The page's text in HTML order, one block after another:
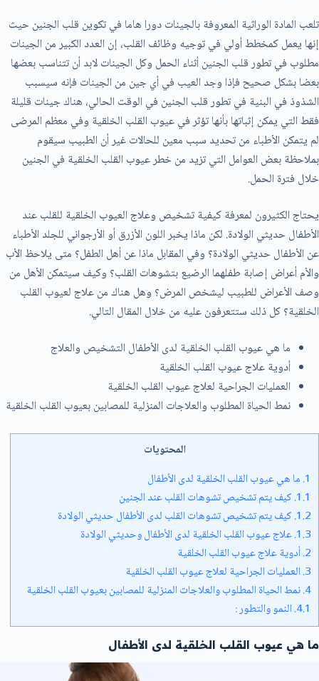
تلعب المادة الوراثية المعروفة بالجينات دورا هاما في تكوين قلب الجنين حيث
إنها يعمل كمخطط أولي في توجيه وظائف القلب، إن العدد الكبير من الجينات
مطلوب في تطور قلب الجنين أثناء الحمل وكل الجينات لابد أن تتناسب بعضها
بعضا بشكل صحيح فإذا وجد العيب في أي جين من الجينات فإنه سيسبب
الشذوذ في البنية في تطور قلب الجنين في الوقت الحالي، هناك جينات قليلة
فقط التي يمكن إثباتها بأنها تؤثر في عيوب القلب الخلقية وفي معظم المرضى
لم يتمكن الأطباء من تحديد سبب معين للحالات غير أن الطبيب سيقوم
بملاحظة بعض العوامل التي تزيد من خطر عيوب القلب الخلقية في الجنين
خلال فترة الحمل.
يحتاج الكثيرون لمعرفة كيفية تشخيص وعلاج العيوب الخلقية للقلب عند
الأطفال حديثي الولادة. لكن ماذا يخبر اللون الأزرق أو الأرجواني للجلد الأطباء
عن الأطفال حديثي الولادة؟ وفي المقابل ماذا عن أهل الطفل؟ متى يلاحظ الأب
والأم أعراض إصابة طفلهما الرضيع بتشوهات القلب؟ وكيف سيتمكن الأهل من
وصف الأعراض للطبيب ليشخص المرض؟ وهل هناك من علاج لعيوب القلب
الخلقية؟ كل ذلك ستتعرفون عليه من خلال المقال التالي.
ما هي عيوب القلب الخلقية لدى الأطفال التشخيص والعلاج
أدوية علاج عيوب القلب الخلقية
العمليات الجراحية لعلاج عيوب القلب الخلقية
نمط الحياة المطلوب والعلاجات المنزلية للمصابين بعيوب القلب الخلقية
المحتويات
1. ما هي عيوب القلب الخلقية لدى الأطفال
1.1. كيف يتم تشخيص تشوهات القلب عند الجنين
1.2. كيف يتم تشخيص تشوهات القلب لدى الأطفال حديثي الولادة
1.3. علاج عيوب القلب الخلقية لدى الأطفال وحديثي الولادة
2. أدوية علاج عيوب القلب الخلقية
3. العمليات الجراحية لعلاج عيوب القلب الخلقية
4. نمط الحياة المطلوب والعلاجات المنزلية للمصابين بعيوب القلب الخلقية
4.1. النمو والتطور :
ما هي عيوب القلب الخلقية لدى الأطفال